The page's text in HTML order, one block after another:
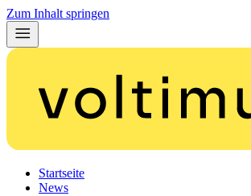
Zum Inhalt springen
Startseite
News